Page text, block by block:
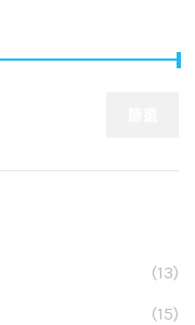
(13)
(15)